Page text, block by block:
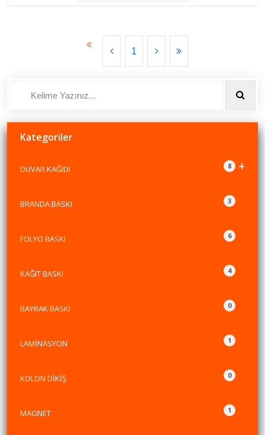
1
Kategoriler
8
DUVAR KAĞIDI +
3
BRANDA BASKI
6
FOLYO BASKI
4
KAĞIT BASKI
0
BAYRAK BASKI
1
LAMİNASYON
0
KOLON DİKİŞ
1
MAGNET